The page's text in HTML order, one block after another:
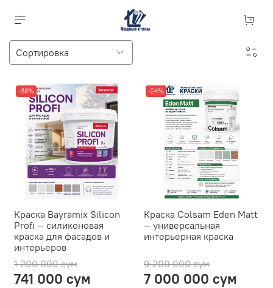
-38%
Краска Bayramix Silicon
Profi — силиконовая
краска для фасадов и
интерьеров
1 200 000 сум
741 000 сум
-24%
Краска Colsam Eden Matt
— универсальная
интерьерная краска
9 200 000 сум
7 000 000 сум